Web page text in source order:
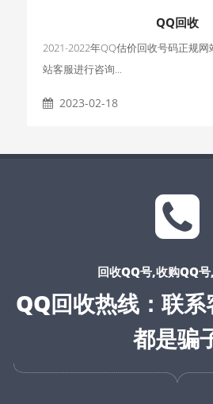
QQ回收
2021-2022年QQ估价回收号码正规
站客服进行咨询...
2023-02-18
回收QQ号,收购QQ
QQ回收热线：联
都是骗